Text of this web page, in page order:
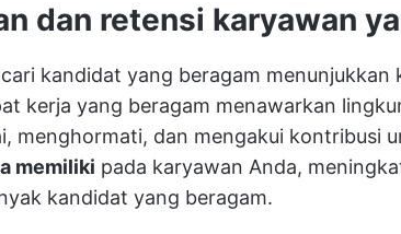
dan retensi karyawan
kandidat yang beragam menunjukkan
kerja yang beragam menawarkan
menghormati, dan mengakui kontribusi
memiliki pada karyawan Anda,
kandidat yang beragam.